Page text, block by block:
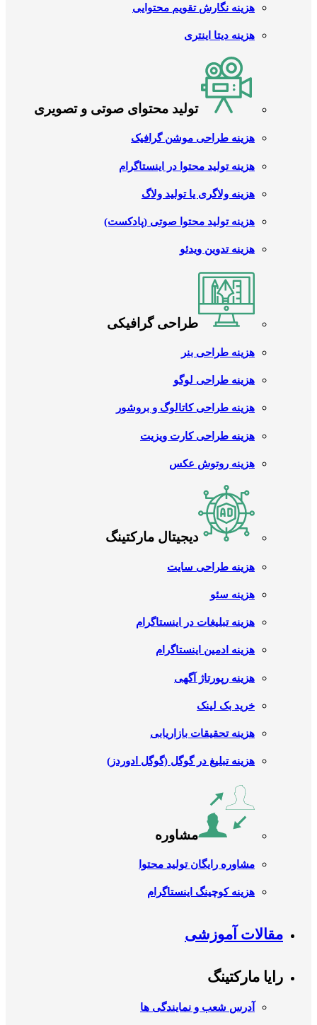
هزینه نگارش تقویم محتوایی
هزینه دیتا اینتری
تولید محتوای صوتی و تصویری
هزینه طراحی موشن گرافیک
هزینه تولید محتوا در اینستاگرام
هزینه ولاگری یا تولید ولاگ
هزینه تولید محتوا صوتی (پادکست)
هزینه تدوین ویدئو
طراحی گرافیکی
هزینه طراحی بنر
هزینه طراحی لوگو
هزینه طراحی کاتالوگ و بروشور
هزینه طراحی کارت ویزیت
هزینه روتوش عکس
دیجیتال مارکتینگ
هزینه طراحی سایت
هزینه سئو
هزینه تبلیغات در اینستاگرام
هزینه ادمین اینستاگرام
هزینه رپورتاژ آگهی
خرید بک لینک
هزینه تحقیقات بازاریابی
هزینه تبلیغ در گوگل (گوگل ادوردز)
مشاوره
مشاوره رایگان تولید محتوا
هزینه کوچینگ اینستاگرام
مقالات آموزشی
رایا مارکتینگ
آدرس شعب و نمایندگی ها